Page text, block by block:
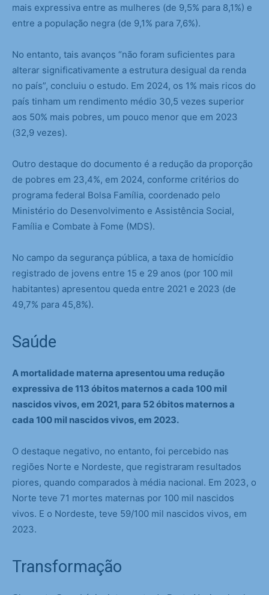
mais expressiva entre as mulheres (de 9,5% para 8,1%) e
entre a população negra (de 9,1% para 7,6%).
No entanto, tais avanços “não foram suficientes para
alterar significativamente a estrutura desigual da renda
no país”, concluiu o estudo. Em 2024, os 1% mais ricos do
país tinham um rendimento médio 30,5 vezes superior
aos 50% mais pobres, um pouco menor que em 2023
(32,9 vezes).
Outro destaque do documento é a redução da proporção
de pobres em 23,4%, em 2024, conforme critérios do
programa federal Bolsa Família, coordenado pelo
Ministério do Desenvolvimento e Assistência Social,
Família e Combate à Fome (MDS).
No campo da segurança pública, a taxa de homicídio
registrado de jovens entre 15 e 29 anos (por 100 mil
habitantes) apresentou queda entre 2021 e 2023 (de
49,7% para 45,8%).
Saúde
A mortalidade materna apresentou uma redução
expressiva de 113 óbitos maternos a cada 100 mil
nascidos vivos, em 2021, para 52 óbitos maternos a
cada 100 mil nascidos vivos, em 2023.
O destaque negativo, no entanto, foi percebido nas
regiões Norte e Nordeste, que registraram resultados
piores, quando comparados à média nacional. Em 2023, o
Norte teve 71 mortes maternas por 100 mil nascidos
vivos. E o Nordeste, teve 59/100 mil nascidos vivos, em
2023.
Transformação